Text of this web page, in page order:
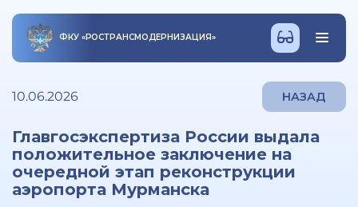
ФКУ «РОСТРАНСМОДЕРНИЗАЦИЯ»
10.06.2026 НАЗАД
Главгосэкспертиза России выдала
положительное заключение на
очередной этап реконструкции
аэропорта Мурманска